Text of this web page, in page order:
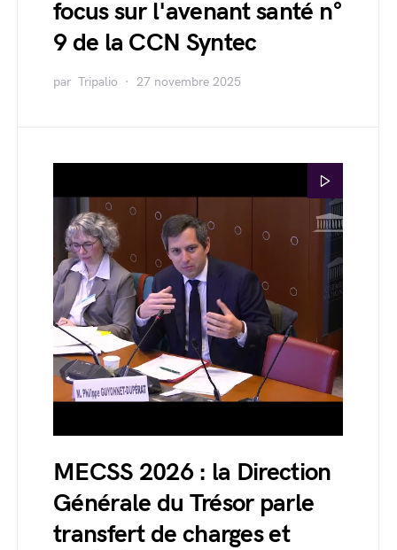
focus sur l'avenant santé n°
9 de la CCN Syntec
par Tripalio 27 novembre 2025
MECSS 2026 : la Direction
Générale du Trésor parle
transfert de charges et